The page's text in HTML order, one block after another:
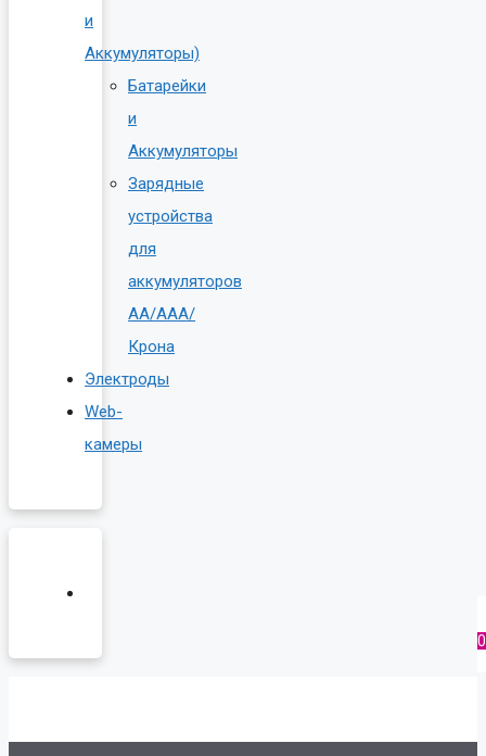
и
Аккумуляторы)
Батарейки
и
Аккумуляторы
Зарядные
устройства
для
аккумуляторов
AA/AAA/
Крона
Электроды
Web-
камеры
0